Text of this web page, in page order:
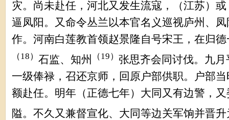
灾。尚未赴任，河北又发生流寇，（江苏）
逼凤阳。又命令丛兰以本官名义巡视庐州、
作。河南白莲教首领赵景隆自号宋王，在归
（18） 石监、知州 （19） 张思齐会同讨伐。九
一级俸禄，召还京师，回原户部供职。户部
额赴任。明年（正德七年）大同又有边警，
隘。不久又兼督宣化、大同等边关军饷并晋